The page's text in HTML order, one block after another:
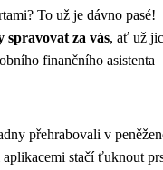
To už je dávno pasé!
spravovat za vás, ať už
finančního asistenta
přehrabovali v
stačí ťuknout